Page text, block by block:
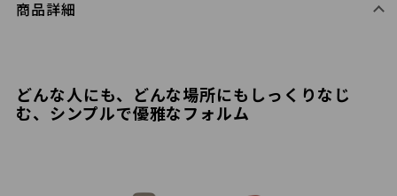
商品詳細
どんな人にも、どんな場所にもしっくりなじ
む、シンプルで優雅なフォルム